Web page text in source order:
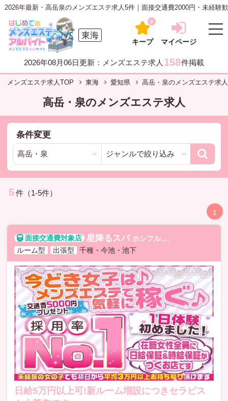
年最新・高岳泉のメンズエステ求人5件｜面接交通費2000円・未経験歓迎
東海
キープ
0
マイページ
2026年08月06日更新：メンズエステ求人 158件掲載
メンズエステ求人TOP 東海 愛知県 高岳・泉のメンズエステ求人
高岳・泉のメンズエステ求人
条件変更
5件（1-5件）
1
星降るスパ ホシフルスパ
ルーム型
出張型 千種・今池・池下
日給5万円以上可!新ルーム増設につきセラピス